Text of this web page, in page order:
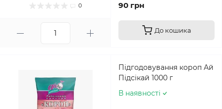
0 90 грн
До кошика
Підгодовування короп Ай
Підсікай 1000 г
В наявності